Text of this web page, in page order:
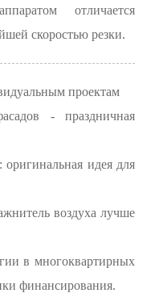
отличается
скоростью резки.
проектам
- праздничная
идея для
воздуха лучше
в многоквартирных
финансирования.